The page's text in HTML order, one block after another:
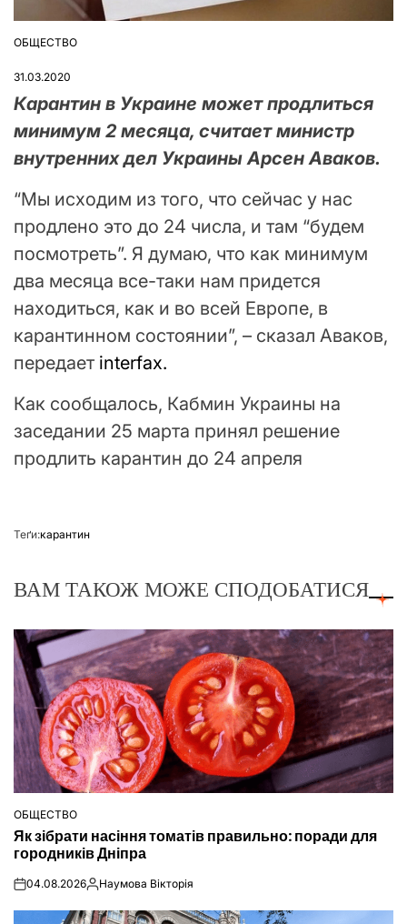
ОПУБЛІКУВАТИ
ОБЩЕСТВО
31.03.2020
Карантин в Украине может продлиться
минимум 2 месяца, считает министр
внутренних дел Украины Арсен Аваков.
“Мы исходим из того, что сейчас у нас
продлено это до 24 числа, и там “будем
посмотреть”. Я думаю, что как минимум
два месяца все-таки нам придется
находиться, как и во всей Европе, в
карантинном состоянии”, – сказал Аваков,
передает interfax.
Как сообщалось, Кабмин Украины на
заседании 25 марта принял решение
продлить карантин до 24 апреля
Теґи:карантин
ВАМ ТАКОЖ МОЖЕ СПОДОБАТИСЯ
ОПУБЛІКУВАТИ
У
ОБЩЕСТВО
Як зібрати насіння томатів правильно: поради для
городників Дніпра
on04.08.2026Опубліковано
Наумова Вікторія